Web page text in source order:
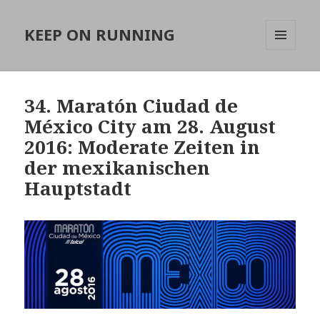
KEEP ON RUNNING
34. Maratón Ciudad de
México City am 28. August
2016: Moderate Zeiten in
der mexikanischen
Hauptstadt